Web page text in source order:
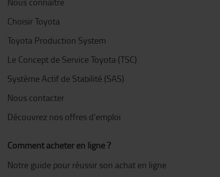
Choisir Toyota
Toyota Production System
Le Concept de Service Toyota (TSC)
Système Actif de Stabilité (SAS)
Nous contacter
Découvrez nos offres d'emploi
Comment acheter en ligne ?
Notre guide pour réussir son achat en ligne